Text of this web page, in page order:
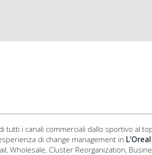
tutti i canali commerciali dallo sportivo al
di change management in L’Oreal
Wholesale, Cluster Reorganization,